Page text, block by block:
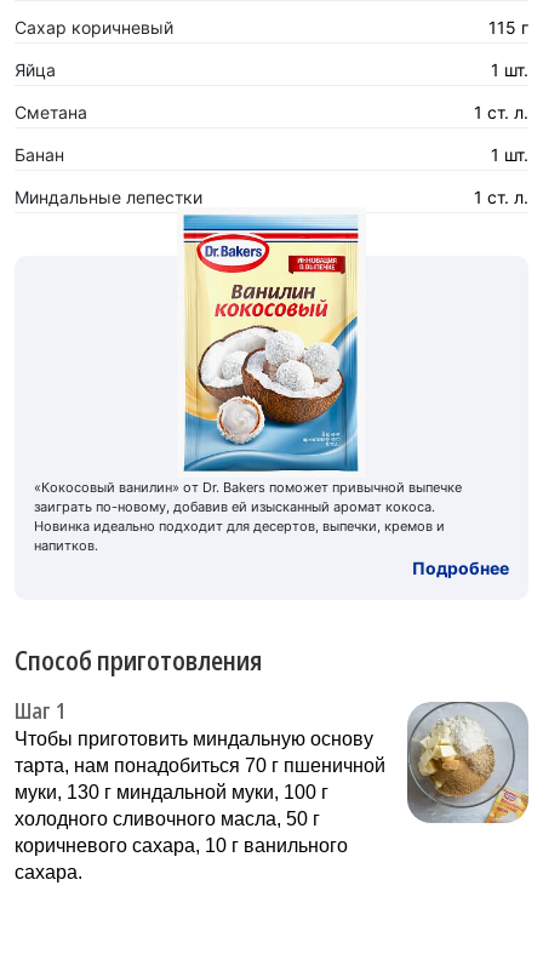
Сахар коричневый 115 г
Яйца 1 шт.
Сметана 1 ст. л.
Банан 1 шт.
Миндальные лепестки 1 ст. л.
«Кокосовый ванилин» от Dr. Bakers поможет привычной выпечке
заиграть по-новому, добавив ей изысканный аромат кокоса.
Новинка идеально подходит для десертов, выпечки, кремов и
напитков.
Подробнее
Способ приготовления
Шаг 1
Чтобы приготовить миндальную основу
тарта, нам понадобиться 70 г пшеничной
муки, 130 г миндальной муки, 100 г
холодного сливочного масла, 50 г
коричневого сахара, 10 г ванильного
сахара.